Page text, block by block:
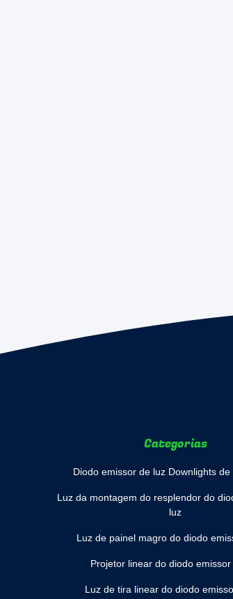
Categorias
Diodo emissor de luz Downlights
Luz da montagem do resplendor do
luz
Luz de painel magro do diodo
Projetor linear do diodo
Luz de tira linear do diodo